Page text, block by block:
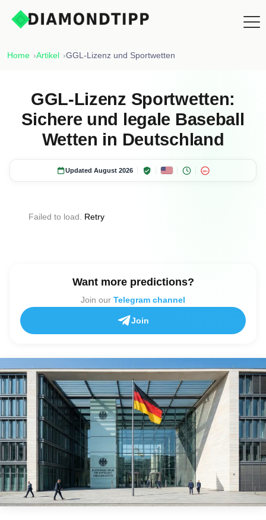
Home Artikel GGL-Lizenz und Sportwetten
GGL-Lizenz Sportwetten:
Sichere und legale Baseball
Wetten in Deutschland
Updated August 2026 18+
Failed to load. Retry
Want more predictions?
Join our Telegram channel
Join